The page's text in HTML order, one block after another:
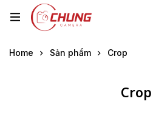
Home Sản phẩm Crop
Crop